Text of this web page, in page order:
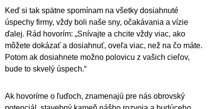
Keď si tak spätne spomínam na všetky dosiahnuté
úspechy firmy, vždy boli naše sny, očakávania a vízie
ďalej. Rád hovorím: „Snívajte a chcite vždy viac, ako
môžete dokázať a dosiahnuť, oveľa viac, než na čo máte.
Potom ak dosiahnete možno polovicu z vašich cieľov,
bude to skvelý úspech.“
Ak hovoríme o ľuďoch, znamenajú pre nás obrovský